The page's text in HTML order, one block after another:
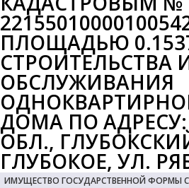
ПЛОЩАДЬЮ
СТРОИТЕЛЬСТВА
ОБСЛУЖИВАНИЯ
ДОМА ПО АДРЕСУ:
ОБЛ.,
ГЛУБОКОЕ, УЛ.
ИМУЩЕСТВО ГОСУДАРСТВЕННОЙ ФОРМЫ